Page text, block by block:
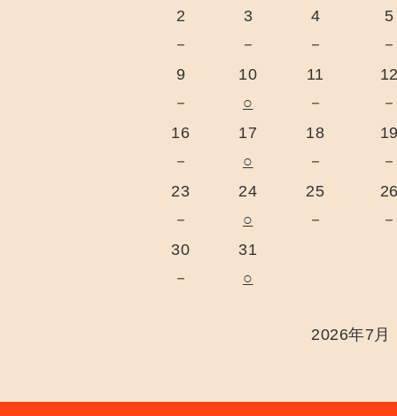
2
－
3
－
4
－
5
－
9
－
10
○
11
－
－
16
－
17
○
18
－
－
23
－
24
○
25
－
－
30
－
31
○
2026年7月